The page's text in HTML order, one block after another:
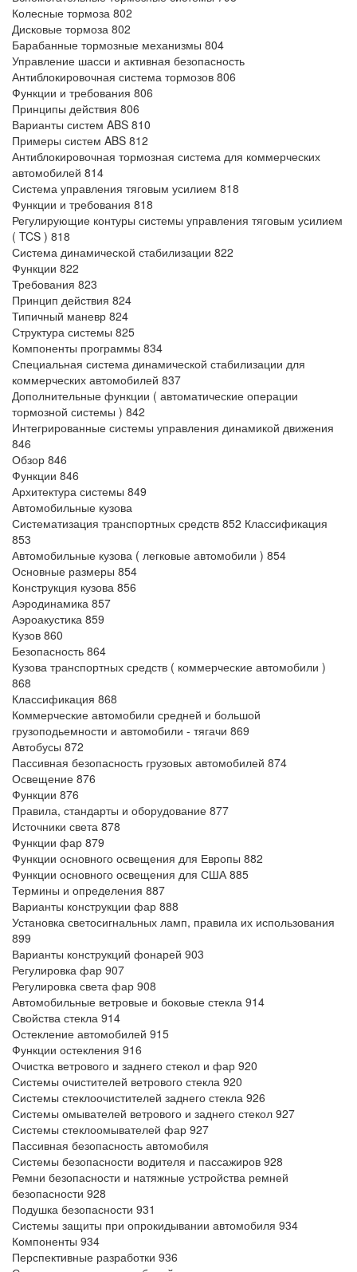
Колесные тормоза 802
Дисковые тормоза 802
Барабанные тормозные механизмы 804
Управление шасси и активная безопасность
Антиблокировочная система тормозов 806
Функции и требования 806
Принципы действия 806
Варианты систем ABS 810
Примеры систем ABS 812
Антиблокировочная тормозная система для коммерческих
автомобилей 814
Система управления тяговым усилием 818
Функции и требования 818
Регулирующие контуры системы управления тяговым усилием
( TCS ) 818
Система динамической стабилизации 822
Функции 822
Требования 823
Принцип действия 824
Типичный маневр 824
Структура системы 825
Компоненты программы 834
Специальная система динамической стабилизации для
коммерческих автомобилей 837
Дополнительные функции ( автоматические операции
тормозной системы ) 842
Интегрированные системы управления динамикой движения
846
Обзор 846
Функции 846
Архитектура системы 849
Автомобильные кузова
Систематизация транспортных средств 852 Классификация
853
Автомобильные кузова ( легковые автомобили ) 854
Основные размеры 854
Конструкция кузова 856
Аэродинамика 857
Аэроакустика 859
Кузов 860
Безопасность 864
Кузова транспортных средств ( коммерческие автомобили )
868
Классификация 868
Коммерческие автомобили средней и большой
грузоподьемности и автомобили - тягачи 869
Автобусы 872
Пассивная безопасность грузовых автомобилей 874
Освещение 876
Функции 876
Правила, стандарты и оборудование 877
Источники света 878
Функции фар 879
Функции основного освещения для Европы 882
Функции основного освещения для США 885
Термины и определения 887
Варианты конструкции фар 888
Установка светосигнальных ламп, правила их использования
899
Варианты конструкций фонарей 903
Регулировка фар 907
Регулировка света фар 908
Автомобильные ветровые и боковые стекла 914
Свойства стекла 914
Остекление автомобилей 915
Функции остекления 916
Очистка ветрового и заднего стекол и фар 920
Системы очистителей ветрового стекла 920
Системы стеклоочистителей заднего стекла 926
Системы омывателей ветрового и заднего стекол 927
Системы стеклоомывателей фар 927
Пассивная безопасность автомобиля
Системы безопасности водителя и пассажиров 928
Ремни безопасности и натяжные устройства ремней
безопасности 928
Подушка безопасности 931
Системы защиты при опрокидывании автомобиля 934
Компоненты 934
Перспективные разработки 936